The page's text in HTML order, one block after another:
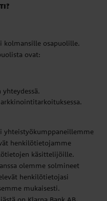
kolmansille osapuolille.
ovat:
yhteistyökumppaneillemme
henkilötietojamme
käsittelijöille.
olemme solmineet
henkilötietojasi
mukaisesti.